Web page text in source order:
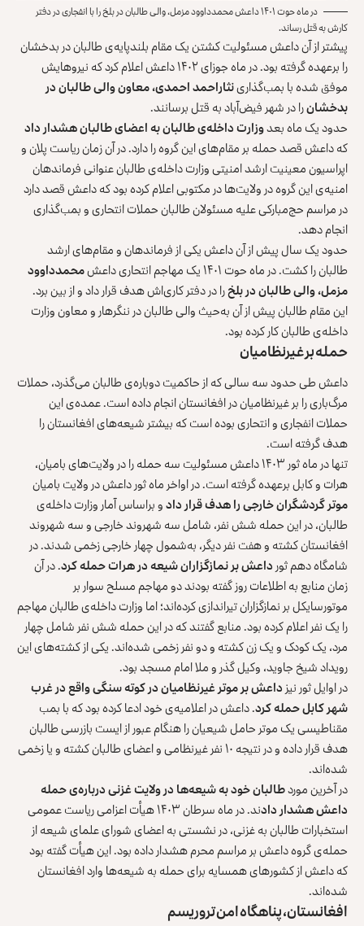
در ماه حوت ۱۴۰۱ داعش محمدداوود مزمل، والی طالبان در بلخ را با انفجاری در دفتر
کارش به قتل رساند.
پیشتر از آن داعش مسئولیت کشتن یک مقام بلندپایه‌ی طالبان در بدخشان
را برعهده گرفته بود. در ماه جوزای ۱۴۰۲ داعش اعلام کرد که نیروهایش
موفق شده با بمب‌گذارینثاراحمد احمدی، معاون والی طالبان در
بدخشانرا در شهر فیض‌آباد به قتل برسانند.
حدود یک ماه بعدوزارت داخله‌ی طالبان به اعضای طالبان هشدار داد
که داعش قصد حمله بر مقام‌های این گروه را دارد. در آن زمان ریاست پلان و
اپراسیون معینیت ارشد امنیتی وزارت داخله‌ی طالبان عنوانی فرماندهان
امنیه‌ی این گروه در ولایت‌ها در مکتوبی اعلام کرده بود که داعش قصد دارد
در مراسم حج‌‌مبارکی علیه مسئولان طالبان حملات انتحاری و بمب‌گذاری
انجام دهد.
حدود یک سال پیش از آن داعش یکی از فرماندهان و مقام‌های ارشد
طالبان را کشت. در ماه حوت ۱۴۰۱ یک مهاجم انتحاری داعش
محمدداوود
مزمل، والی طالباندر بلخرا در دفتر کاری‌اش هدف قرار داد و از بین برد.
این مقام طالبان پیش از آن به‌حیث والی طالبان در ننگرهار و معاون وزارت
داخله‌ی طالبان کار کرده بود.
حمله بر غیرنظامیان
داعش طی حدود سه سالی که از حاکمیت دوباره‌ی طالبان می‌گذرد، حملات
مرگ‌باری را بر غیرنظامیان در افغانستان انجام داده است. عمده‌ی این
حملات انفجاری و انتحاری بوده است که بیشتر شیعه‌های افغانستان را
هدف گرفته است.
تنها در ماه ثور ۱۴۰۳ داعش مسئولیت سه حمله را در ولایت‌های بامیان،
هرات و کابل برعهده گرفته است. در اواخر ماه ثور داعش در ولایت بامیان
موتر گردشگران خارجی را هدف قرار دادو براساس آمار وزارت داخله‌ی
طالبان، در این حمله شش نفر، شامل سه شهروند خارجی و سه شهروند
افغانستان کشته و هفت نفر دیگر، به‌شمول چهار خارجی زخمی شدند. در
شامگاه دهم ثورداعش بر نمازگزاران شیعه در هرات حمله کرد. در آن
زمان منابع به اطلاعات روز گفته بودند دو مهاجم مسلح سوار بر
موتورسایکل بر نمازگزاران تیراندازی کرده‌اند؛ اما وزارت داخله‌ی طالبان مهاجم
را یک نفر اعلام کرده بود. منابع گفتند که در این حمله شش نفر شامل چهار
مرد، یک کودک و یک زن کشته و دو نفر زخمی شده‌اند. یکی از کشته‌های این
رویداد شیخ جاوید، وکیل گذر و ملا امام مسجد بود.
در اوایل ثور نیزداعش بر موتر غیرنظامیان در کوته سنگی واقع در غرب
شهر کابل حمله کرد. داعش در اعلامیه‌ی خود ادعا کرده بود که با بمب
مقناطیسی یک موتر حامل شیعیان را هنگام عبور از ایست‌ بازرسی طالبان
هدف قرار داده و در نتیجه ۱۰ نفر غیرنظامی و اعضای طالبان کشته و یا زخمی
شده‌اند.
در آخرین موردطالبان خود به شیعه‌ها در ولایت غزنی درباره‌ی حمله
داعش هشدار داد
ند. در ماه سرطان ۱۴۰۳ هیأت اعزامی ریاست عمومی
استخبارات طالبان به غزنی، در نشستی به اعضای شورای علمای شیعه از
حمله‌ی گروه داعش بر مراسم محرم هشدار داده بود. این هیأت گفته بود
که داعش از کشورهای همسایه برای حمله به شیعه‌ها وارد افغانستان
شده‌اند.
افغانستان، پناهگاه امن تروریسم